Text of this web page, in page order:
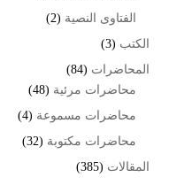
الفتاوى النصية (2)
الكتب (3)
المحاضرات (84)
محاضرات مرئية (48)
محاضرات مسموعة (4)
محاضرات مكتوبة (32)
المقالات (385)